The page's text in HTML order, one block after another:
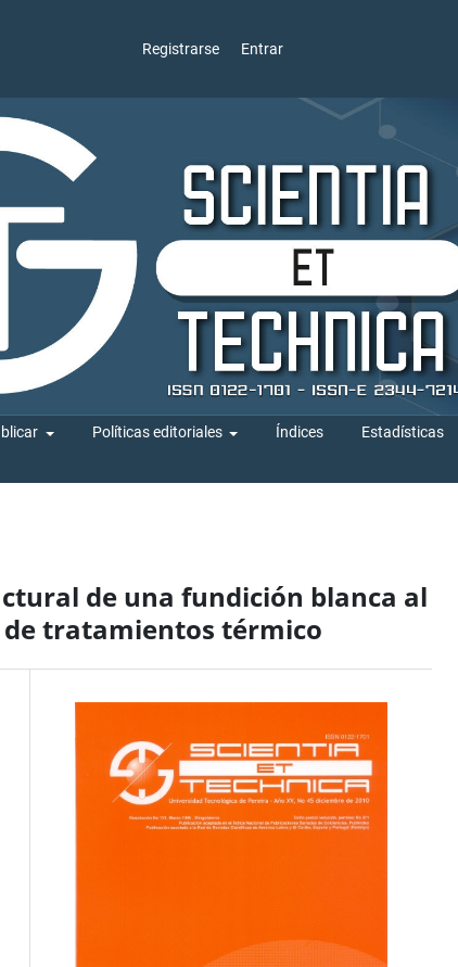
Registrarse Entrar
Políticas editoriales Índices Estadísticas
de una fundición blanca al
tratamientos térmico